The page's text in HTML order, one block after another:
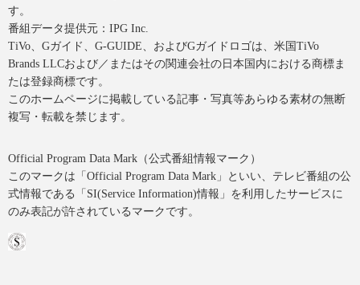
す。
番組データ提供元：IPG Inc.
TiVo、Gガイド、G-GUIDE、およびGガイドロゴは、米国TiVo
Brands LLCおよび／またはその関連会社の日本国内における商標ま
たは登録商標です。
このホームページに掲載している記事・写真等あらゆる素材の無断
複写・転載を禁じます。
Official Program Data Mark（公式番組情報マーク）
このマークは「Official Program Data Mark」といい、テレビ番組の公
式情報である「SI(Service Information)情報」を利用したサービスに
のみ表記が許されているマークです。